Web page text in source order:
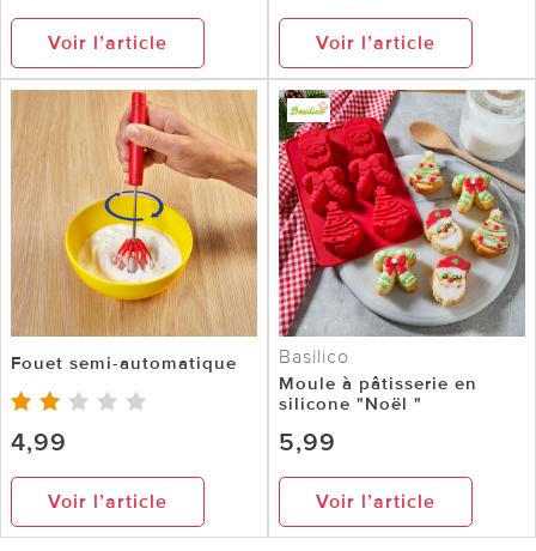
Voir l’article Voir l’article
Fouet semi-automatique
4,99
Voir l’article
Basilico
Moule à pâtisserie en
silicone "Noël "
5,99
Voir l’article